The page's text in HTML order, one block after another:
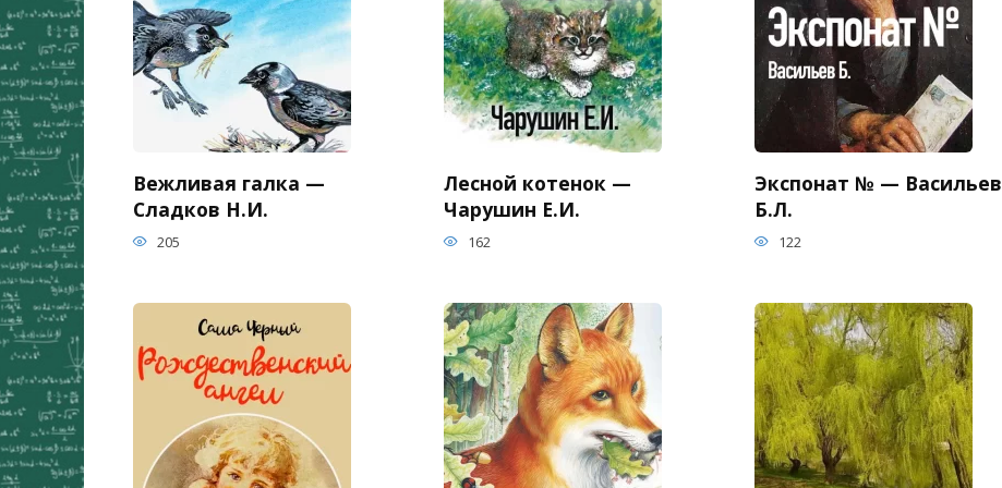
Вежливая галка —
Сладков Н.И.
205
Лесной котенок —
Чарушин Е.И.
162
Экспонат № — Васильев
Б.Л.
122